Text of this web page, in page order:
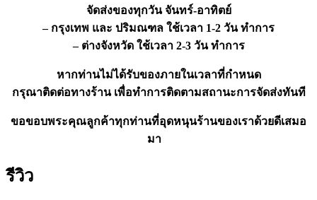
จัดส่งของทุกวัน จันทร์-อาทิตย์
– กรุงเทพ และ ปริมณฑล ใช้เวลา 1-2 วัน ทำการ
– ต่างจังหวัด ใช้เวลา 2-3 วัน ทำการ
หากท่านไม่ได้รับของภายในเวลาที่กำหนด
กรุณาติดต่อทางร้าน เพื่อทำการติดตามสถานะการจัดส่งทันที
ขอขอบพระคุณลูกค้าทุกท่านที่อุดหนุนร้านของเราด้วยดีเสมอ
มา
รีวิว